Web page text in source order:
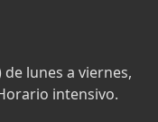
lunes a viernes,
intensivo.